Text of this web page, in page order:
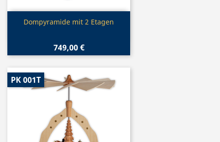
Vorschau
Dompyramide mit 2 Etagen
749,00 €
PK 001T